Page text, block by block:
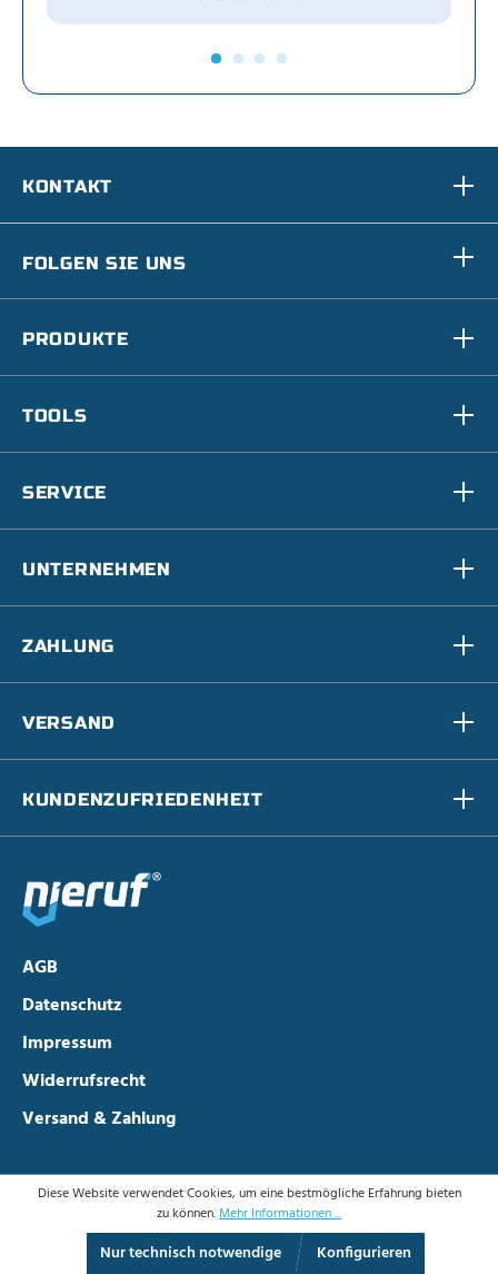
KONTAKT
FOLGEN SIE UNS
PRODUKTE
TOOLS
SERVICE
UNTERNEHMEN
ZAHLUNG
VERSAND
KUNDENZUFRIEDENHEIT
AGB
Datenschutz
Impressum
Widerrufsrecht
Versand & Zahlung
Diese Website verwendet Cookies, um eine bestmögliche Erfahrung bieten
zu können.Mehr Informationen ...
Nur technisch notwendige Konfigurieren